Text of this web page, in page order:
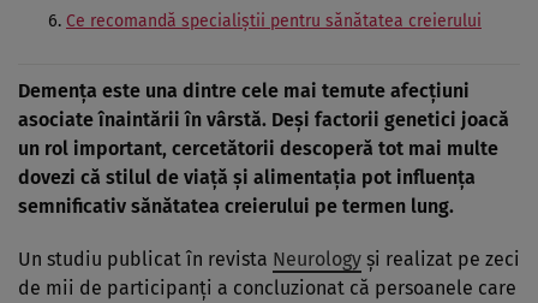
Ce recomandă specialiștii pentru sănătatea creierului
Demența este una dintre cele mai temute afecțiuni
asociate înaintării în vârstă. Deși factorii genetici joacă
un rol important, cercetătorii descoperă tot mai multe
dovezi că stilul de viață și alimentația pot influența
semnificativ sănătatea creierului pe termen lung.
Un studiu publicat în revista Neurology și realizat pe zeci
de mii de participanți a concluzionat că persoanele care